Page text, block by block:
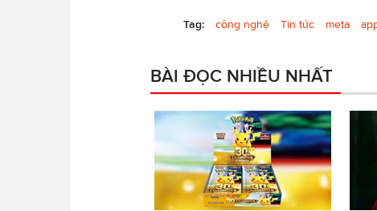
Tag: công nghệ Tin tức meta
BÀI ĐỌC NHIỀU NHẤT